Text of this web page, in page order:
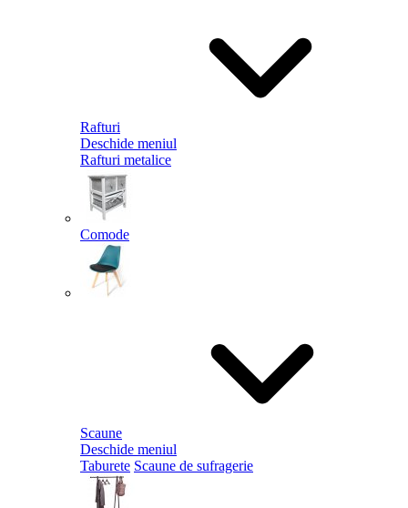
Rafturi
Deschide meniul
Rafturi metalice
Comode
Scaune
Deschide meniul
Taburete Scaune de sufragerie